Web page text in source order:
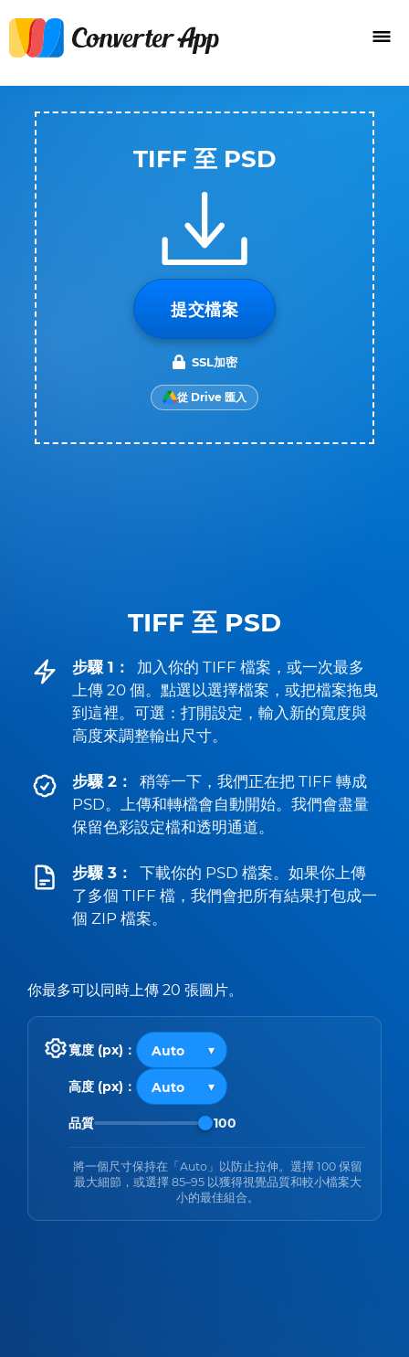
TIFF 至 PSD
步驟 1：
加入你的 TIFF 檔案，或一次最多
上傳 20 個。點選以選擇檔案，或把檔案拖曳
到這裡。可選：打開設定，輸入新的寬度與
高度來調整輸出尺寸。
步驟 2：
稍等一下，我們正在把 TIFF 轉成
PSD。上傳和轉檔會自動開始。我們會盡量
保留色彩設定檔和透明通道。
步驟 3：
下載你的 PSD 檔案。如果你上傳
了多個 TIFF 檔，我們會把所有結果打包成一
個 ZIP 檔案。
你最多可以同時上傳 20 張圖片。
寬度 (px)：
高度 (px)：
品質 100
將一個尺寸保持在「Auto」以防止拉伸。選擇 100 保留
最大細節，或選擇 85–95 以獲得視覺品質和較小檔案大
小的最佳組合。
TIFF 至 PSD
提交檔案
SSL加密
從 Drive 匯入